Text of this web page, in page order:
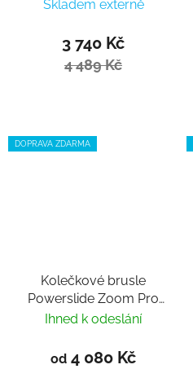
Skladem externě
3 740 Kč
4 489 Kč
DOPRAVA ZDARMA
Kolečkové brusle
Powerslide Zoom Pro
100 Black Mint Trinity
Ihned k odeslání
od 4 080 Kč